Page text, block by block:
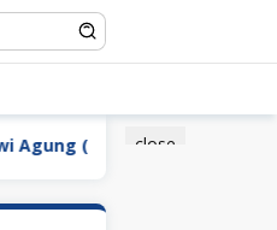
close
(Landson)